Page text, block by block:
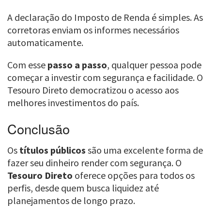
A declaração do Imposto de Renda é simples. As
corretoras enviam os informes necessários
automaticamente.
Com esse passo a passo, qualquer pessoa pode
começar a investir com segurança e facilidade. O
Tesouro Direto democratizou o acesso aos
melhores investimentos do país.
Conclusão
Os títulos públicos são uma excelente forma de
fazer seu dinheiro render com segurança. O
Tesouro Direto oferece opções para todos os
perfis, desde quem busca liquidez até
planejamentos de longo prazo.